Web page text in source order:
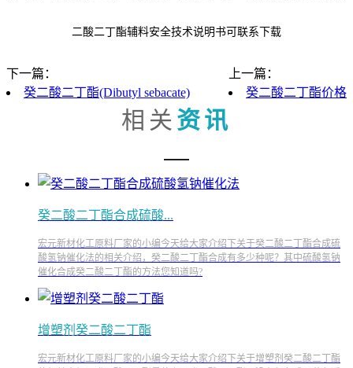
二酸二丁酯辅料安全技术说明书可联系下载
下一篇：
癸二酸二丁酯(Dibutyl sebacate)
上一篇：
癸二酸二丁酯价格
相关 资讯
癸二酸二丁酯合成硫酸...
宏元新材化工原料厂家的小编今天给大家介绍下关于癸二酸二丁酯合成硫
酸氢钠催化法的相关介绍，癸二酸二丁酯合成有多少种呢？其中硫酸氢钠
催化合成癸二酸二丁酯的方法您知道吗?
增塑剂癸二酸二丁酯
宏元新材化工原料厂家的小编今天给大家介绍下关于增塑剂癸二酸二丁酯